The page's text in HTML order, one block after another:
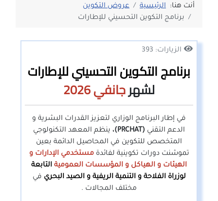
أنت هنا: الرئيسية
عروض التكوين
برنامج التكوين التحسيني للإطارات
الزيارات: 393
برنامج التكوين التحسيني للإطارات
لشهرجانفي2026
في إطار البرنامج الوزاري لتعزيز القدرات البشرية و
الدعم التقني (PRCHAT)،
ينظم المعهد التكنولوجي
المتخصص للتكوين في المحاصيل الدائمة بعين
تموشنت دورات تكوينية لفائدةمستخدمي الإدارات و
الهيئات و الهياكل و المؤسسات العمومية التابعة
لوزراة الفلاحة و التنمية الريفية و الصيد البحري في
مختلف المجالات .